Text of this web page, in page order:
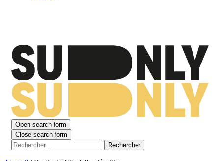
Open search form
Close search form
Rechercher :